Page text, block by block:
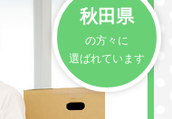
秋田県
の方々に
選ばれています